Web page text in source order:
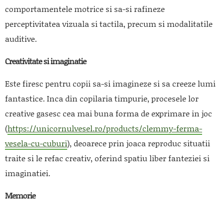
comportamentele motrice si sa-si rafineze
perceptivitatea vizuala si tactila, precum si modalitatile
auditive.
Creativitate si imaginatie
Este firesc pentru copii sa-si imagineze si sa creeze lumi
fantastice. Inca din copilaria timpurie, procesele lor
creative gasesc cea mai buna forma de exprimare in joc
(https://unicornulvesel.ro/products/clemmy-ferma-
vesela-cu-cuburi), deoarece prin joaca reproduc situatii
traite si le refac creativ, oferind spatiu liber fanteziei si
imaginatiei.
Memorie